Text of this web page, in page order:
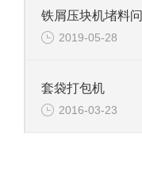
2019-05-28
套袋打包机
2016-03-23